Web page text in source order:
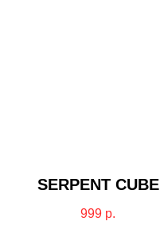
SERPENT CUBE
999 р.